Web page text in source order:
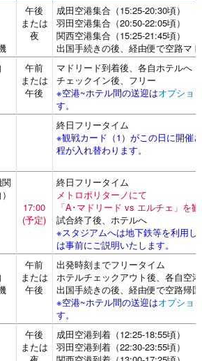
午後
または
夜
成田空港集合（15:25-20:30頃）
羽田空港集合（20:50-22:05頃）
関西空港集合（15:25-21:45頃）
出国手続きの後、経由便で空路マ
午前
または
午後
マドリード到着後、各自ホテルへ
チェックイン後、フリー
※空港~ホテル間の送迎はオプショ
す。
終日フリータイム
※観戦カード（1）がこの日に開催
程が入れ替わります。
17:00
(予定)
終日フリータイム
メトロポリターノにて
「A･マドリード vs エルチェ」を
試合終了後、ホテルへ
※スタジアムへは地下鉄等を利用
は事前にご説明いたします。
午前
または
午後
出発時刻までフリータイム
ホテルチェックアウト後、各自空
出国手続きの後、経由便で空路帰
※空港~ホテル間の送迎はオプショ
す。
午後
または
成田空港到着（12:25-18:55頃）
羽田空港到着（22:30-23:55頃）